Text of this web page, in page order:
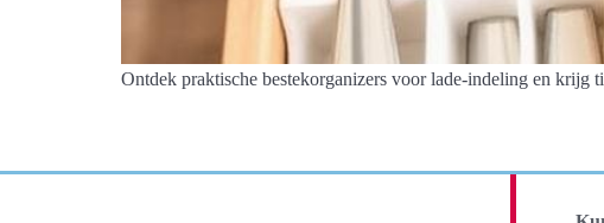
Ontdek praktische bestekorganizers voor lade-indeling en krijg